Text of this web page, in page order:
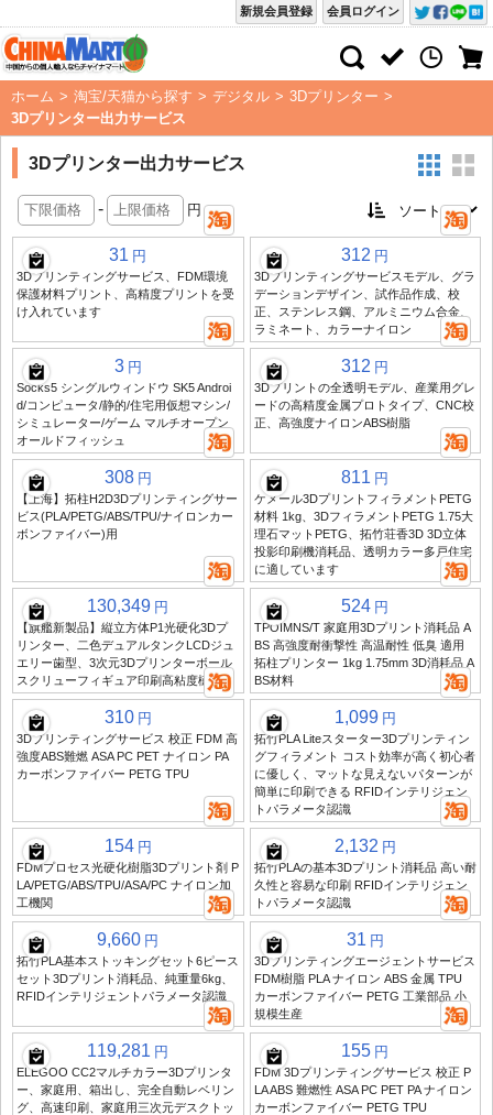
会員ログイン
新規会員登録
ホーム > 淘宝/天猫から探す > デジタル > 3Dプリンター >
3Dプリンター出力サービス
3Dプリンター出力サービス
- 円
31 円
3Dプリンティングサービス、FDM環境
保護材料プリント、高精度プリントを受
け入れています
312 円
3Dプリンティングサービスモデル、グラ
デーションデザイン、試作品作成、校
正、ステンレス鋼、アルミニウム合金、
ラミネート、カラーナイロン
3 円
Socks5 シングルウィンドウ SK5 Androi
d/コンピュータ/静的/住宅用仮想マシン/
シミュレーター/ゲーム マルチオープン
オールドフィッシュ
312 円
3Dプリントの全透明モデル、産業用グレ
ードの高精度金属プロトタイプ、CNC校
正、高強度ナイロンABS樹脂
308 円
【上海】拓柱H2D3Dプリンティングサー
ビス(PLA/PETG/ABS/TPU/ナイロンカー
ボンファイバー)用
811 円
ケメール3DプリントフィラメントPETG
材料 1kg、3DフィラメントPETG 1.75大
理石マットPETG、拓竹荘香3D 3D立体
投影印刷機消耗品、透明カラー多戸住宅
に適しています
130,349 円
【旗艦新製品】縦立方体P1光硬化3Dプ
リンター、二色デュアルタンクLCDジュ
エリー歯型、3次元3Dプリンターボール
スクリューフィギュア印刷高粘度樹脂
524 円
TPOIMNS/T 家庭用3Dプリント消耗品 A
BS 高強度耐衝撃性 高温耐性 低臭 適用
拓柱プリンター 1kg 1.75mm 3D消耗品 A
BS材料
310 円
3Dプリンティングサービス 校正 FDM 高
強度ABS難燃 ASA PC PET ナイロン PA
カーボンファイバー PETG TPU
1,099 円
拓竹PLA Liteスターター3Dプリンティン
グフィラメント コスト効率が高く初心者
に優しく、マットな見えないパターンが
簡単に印刷できる RFIDインテリジェン
トパラメータ認識
154 円
FDMプロセス光硬化樹脂3Dプリント剤 P
LA/PETG/ABS/TPU/ASA/PC ナイロン加
工機関
2,132 円
拓竹PLAの基本3Dプリント消耗品 高い耐
久性と容易な印刷 RFIDインテリジェン
トパラメータ認識
9,660 円
拓竹PLA基本ストッキングセット6ピース
セット3Dプリント消耗品、純重量6kg、
RFIDインテリジェントパラメータ認識
31 円
3Dプリンティングエージェントサービス
FDM樹脂 PLA ナイロン ABS 金属 TPU
カーボンファイバー PETG 工業部品 小
規模生産
119,281 円
ELEGOO CC2マルチカラー3Dプリンタ
ー、家庭用、箱出し、完全自動レベリン
グ、高速印刷、家庭用三次元デスクトッ
155 円
FDM 3Dプリンティングサービス 校正 P
LA ABS 難燃性 ASA PC PET PA ナイロン
カーボンファイバー PETG TPU